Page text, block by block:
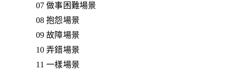
07 做事困難場景
08 抱怨場景
09 故障場景
10 弄錯場景
11 一樣場景